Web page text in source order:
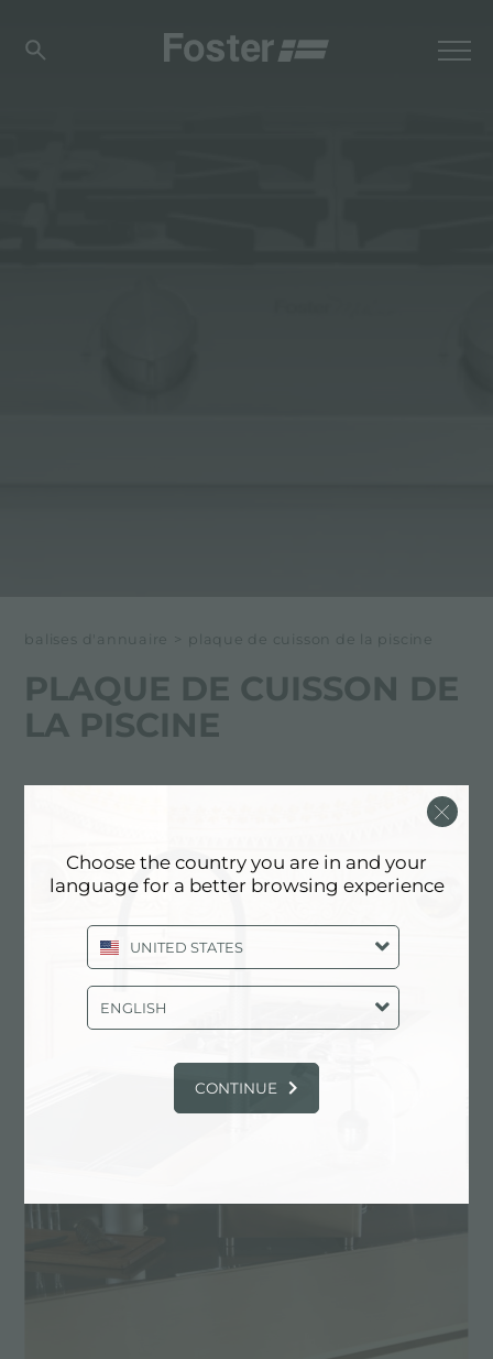
balises d'annuaire > plaque de cuisson de la piscine
PLAQUE DE CUISSON DE
LA PISCINE
EXPÉRIENCE, NEWSROOM:
PRODUITS FOSTER: PLAQUE DE
CUISSON DE LA PISCINE
Choose the country you are in and your
language for a better browsing experience
UNITED STATES
ENGLISH
CONTINUE